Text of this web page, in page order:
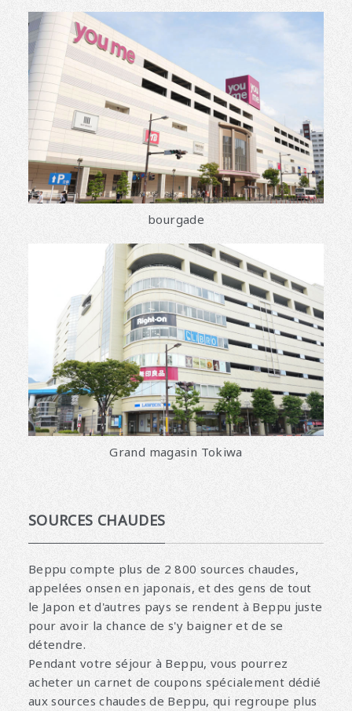
bourgade
Grand magasin Tokiwa
SOURCES CHAUDES
Beppu compte plus de 2 800 sources chaudes,
appelées onsen en japonais, et des gens de tout
le Japon et d'autres pays se rendent à Beppu juste
pour avoir la chance de s'y baigner et de se
détendre.
Pendant votre séjour à Beppu, vous pourrez
acheter un carnet de coupons spécialement dédié
aux sources chaudes de Beppu, qui regroupe plus